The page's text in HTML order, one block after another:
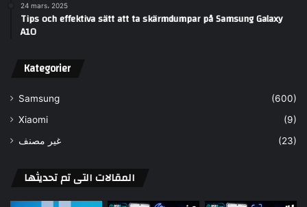
24 mars، 2025
Tips och effektiva sätt att ta skärmdumpar på Samsung Galaxy
A10
Kategorier
Samsung
(600)
Xiaomi
(9)
غير مصنف
(23)
المقالات التى تم تحديثها